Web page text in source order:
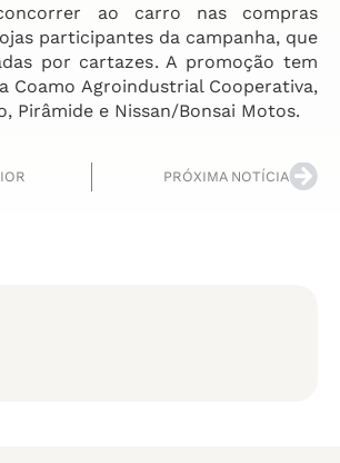
ao carro nas compras
participantes da campanha, que
por cartazes. A promoção tem
Coamo Agroindustrial Cooperativa,
Pirâmide e Nissan/Bonsai Motos.
PRÓXIMA NOTÍCIA